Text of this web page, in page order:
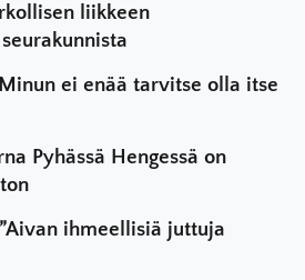
liikkeen
ei enää tarvitse olla itse
Pyhässä Hengessä on
ihmeellisiä juttuja